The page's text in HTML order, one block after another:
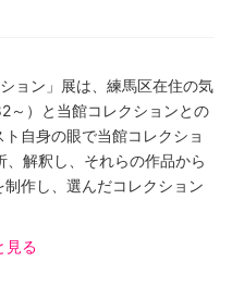
ョン」展は、練馬区在住の気
～）と当館コレクションとの
自身の眼で当館コレクショ
解釈し、それらの作品から
作し、選んだコレクション
について、また、その関係
マに制作を行っています。
見る